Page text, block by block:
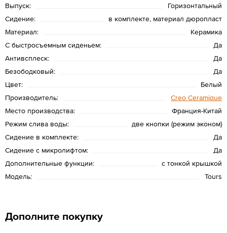
Выпуск:
Горизонтальный
Сидение:
в комплекте, материал дюропласт
Материал:
Керамика
С быстросъемным сиденьем:
Да
Антивсплеск:
Да
Безободковый:
Да
Цвет:
Белый
Производитель:
Creo Ceramique
Место производства:
Франция-Китай
Режим слива воды:
две кнопки (режим эконом)
Сидение в комплекте:
Да
Сидение с микролифтом:
Да
Дополнительные функции:
с тонкой крышкой
Модель:
Tours
Дополните покупку